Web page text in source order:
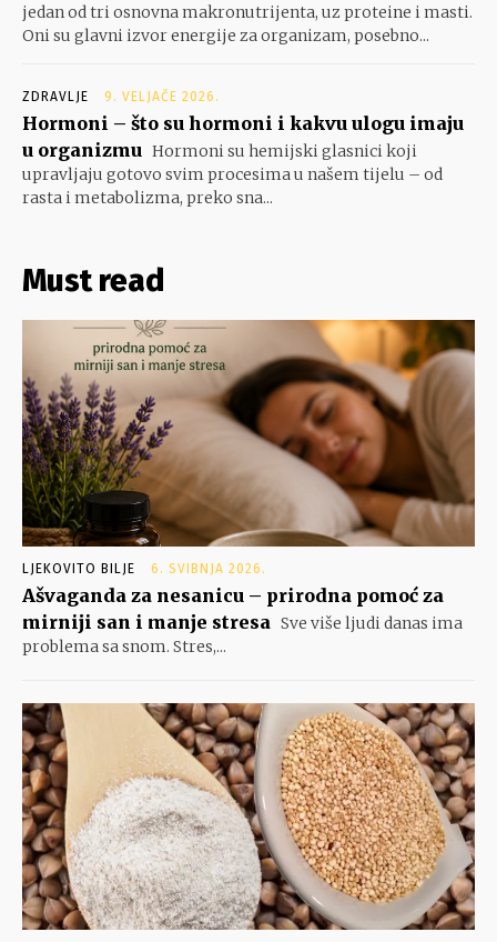
jedan od tri osnovna makronutrijenta, uz proteine i masti.
Oni su glavni izvor energije za organizam, posebno...
ZDRAVLJE 9. VELJAČE 2026.
Hormoni – što su hormoni i kakvu ulogu imaju
u organizmu Hormoni su hemijski glasnici koji
upravljaju gotovo svim procesima u našem tijelu – od
rasta i metabolizma, preko sna...
Must read
LJEKOVITO BILJE 6. SVIBNJA 2026.
Ašvaganda za nesanicu – prirodna pomoć za
mirniji san i manje stresa Sve više ljudi danas ima
problema sa snom. Stres,...